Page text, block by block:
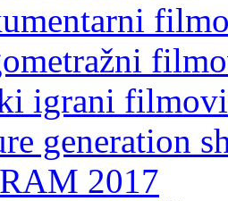
igrani filmovi
generation
2017